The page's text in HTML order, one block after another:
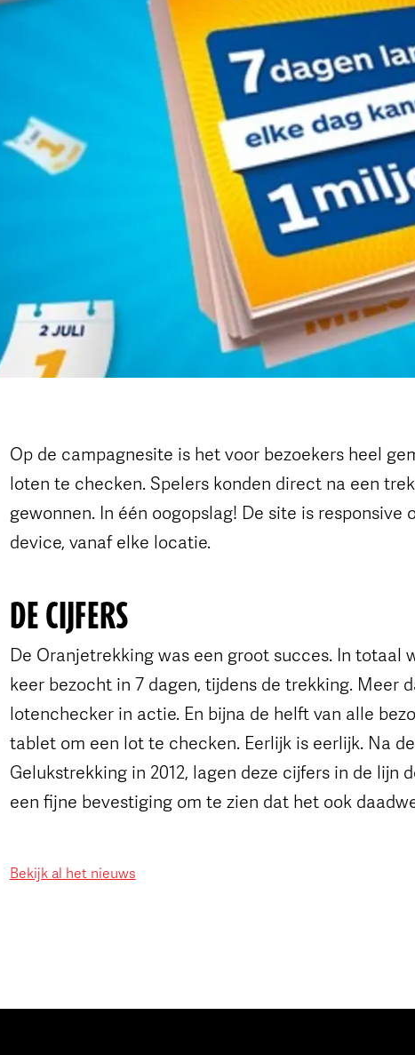
Op de campagnesite is het voor bezoekers heel
loten te checken. Spelers konden direct na een
gewonnen. In één oogopslag! De site is
device, vanaf elke locatie.
DE CIJFERS
De Oranjetrekking was een groot succes. In totaal
keer bezocht in 7 dagen, tijdens de trekking. Meer
lotenchecker in actie. En bijna de helft van alle
tablet om een lot te checken. Eerlijk is eerlijk. Na
Gelukstrekking in 2012, lagen deze cijfers in de lijn
een fijne bevestiging om te zien dat het ook
Bekijk al het nieuws